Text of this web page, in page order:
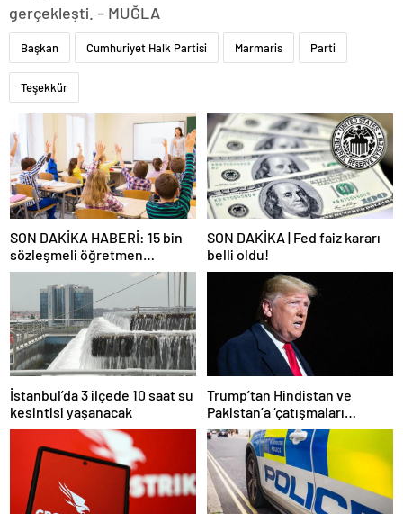
gerçekleşti. – MUĞLA
Başkan Cumhuriyet Halk Partisi Marmaris Parti
Teşekkür
SON DAKİKA HABERİ: 15 bin
sözleşmeli öğretmen
atamasında sözlü sınava hak
kazanan adaylar açıklandı
SON DAKİKA | Fed faiz kararı
belli oldu!
İstanbul’da 3 ilçede 10 saat su
kesintisi yaşanacak
Trump’tan Hindistan ve
Pakistan’a ‘çatışmaları
durdurun’ çağrısı